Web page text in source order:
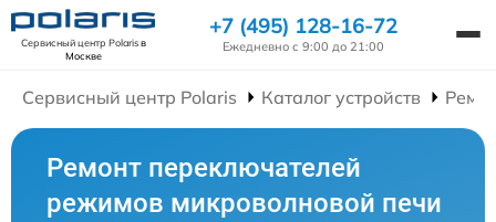
Сервисный центр Polarisв
Москве
+7 (495) 128-16-72
Ежедневно с 9:00 до 21:00
Сервисный центр Polaris Каталог устройств
Ремонт переключателей
режимов микроволновой печи